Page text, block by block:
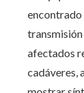
encontrado
afectados
cadáveres,